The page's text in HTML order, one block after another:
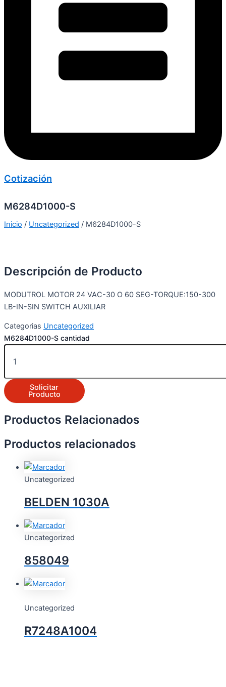
Cotización
M6284D1000-S
Inicio / Uncategorized / M6284D1000-S
Descripción de Producto
MODUTROL MOTOR 24 VAC-30 O 60 SEG-TORQUE:150-300
LB-IN-SIN SWITCH AUXILIAR
Categorias Uncategorized
M6284D1000-S cantidad
Solicitar
Producto
Productos Relacionados
Productos relacionados
Uncategorized
BELDEN 1030A
Uncategorized
858049
Uncategorized
R7248A1004